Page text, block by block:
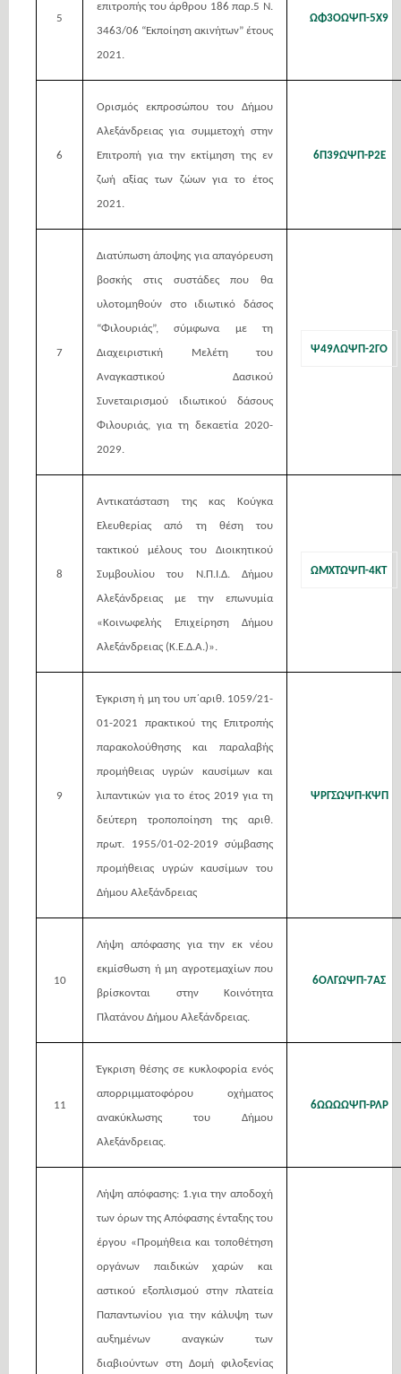
5
επιτροπής του άρθρου 186 παρ.5 Ν.
3463/06 “Εκποίηση ακινήτων” έτους
2021.
ΩΦ3ΟΩΨΠ-5Χ9
6
Ορισμός εκπροσώπου του Δήμου
Αλεξάνδρειας για συμμετοχή στην
Επιτροπή για την εκτίμηση της εν
ζωή αξίας των ζώων για το έτος
2021.
6Π39ΩΨΠ-Ρ2Ε
7
Διατύπωση άποψης για απαγόρευση
βοσκής στις συστάδες που θα
υλοτομηθούν στο ιδιωτικό δάσος
“Φιλουριάς”, σύμφωνα με τη
Διαχειριστική Μελέτη του
Αναγκαστικού Δασικού
Συνεταιρισμού ιδιωτικού δάσους
Φιλουριάς, για τη δεκαετία 2020-
2029.
Ψ49ΛΩΨΠ-2ΓΟ
8
Αντικατάσταση της κας Κούγκα
Ελευθερίας από τη θέση του
τακτικού μέλους του Διοικητικού
Συμβουλίου του Ν.Π.Ι.Δ. Δήμου
Αλεξάνδρειας με την επωνυμία
«Κοινωφελής Επιχείρηση Δήμου
Αλεξάνδρειας (Κ.Ε.Δ.Α.)».
ΩΜΧΤΩΨΠ-4ΚΤ
9
Έγκριση ή μη του υπ΄αριθ. 1059/21-
01-2021 πρακτικού της Επιτροπής
παρακολούθησης και παραλαβής
προμήθειας υγρών καυσίμων και
λιπαντικών για το έτος 2019 για τη
δεύτερη τροποποίηση της αριθ.
πρωτ. 1955/01-02-2019 σύμβασης
προμήθειας υγρών καυσίμων του
Δήμου Αλεξάνδρειας
ΨΡΓΣΩΨΠ-ΚΨΠ
10
Λήψη απόφασης για την εκ νέου
εκμίσθωση ή μη αγροτεμαχίων που
βρίσκονται στην Κοινότητα
Πλατάνου Δήμου Αλεξάνδρειας.
6ΟΛΓΩΨΠ-7ΑΣ
11
Έγκριση θέσης σε κυκλοφορία ενός
απορριμματοφόρου οχήματος
ανακύκλωσης του Δήμου
Αλεξάνδρειας.
6ΩΩΩΩΨΠ-ΡΛΡ
Λήψη απόφασης: 1.για την αποδοχή
των όρων της Απόφασης ένταξης του
έργου «Προμήθεια και τοποθέτηση
οργάνων παιδικών χαρών και
αστικού εξοπλισμού στην πλατεία
Παπαντωνίου για την κάλυψη των
αυξημένων αναγκών των
διαβιούντων στη Δομή φιλοξενίας